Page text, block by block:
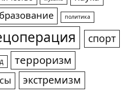
политика
спорт
терроризм
экстремизм